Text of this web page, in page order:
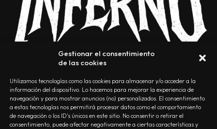
Gestionar el consentimiento
de las cookies
Utilizamos tecnologías como las cookies para almacenar y/o acceder a la
información del dispositivo. Lo hacemos para mejorar la experiencia de
navegación y para mostrar anuncios (no) personalizados. El consentimiento
a estas tecnologías nos permitirá procesar datos como el comportamiento
de navegación o los ID's únicos en este sitio. No consentir o retirar el
consentimiento, puede afectar negativamente a ciertas características y
NOSOTROS CONTACTO EDITORIAL POLÍTICA DE PRIVACIDAD